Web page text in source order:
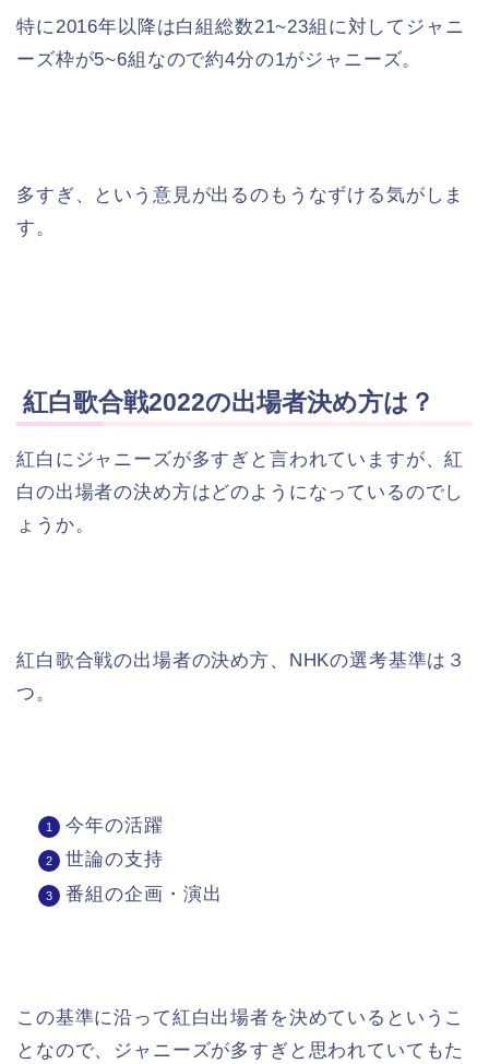
特に2016年以降は白組総数21~23組に対してジャニ
ーズ枠が5~6組なので約4分の1がジャニーズ。
多すぎ、という意見が出るのもうなずける気がしま
す。
紅白歌合戦2022の出場者決め方は？
紅白にジャニーズが多すぎと言われていますが、紅
白の出場者の決め方はどのようになっているのでし
ょうか。
紅白歌合戦の出場者の決め方、NHKの選考基準は３
つ。
今年の活躍
世論の支持
番組の企画・演出
この基準に沿って紅白出場者を決めているというこ
となので、ジャニーズが多すぎと思われていてもた